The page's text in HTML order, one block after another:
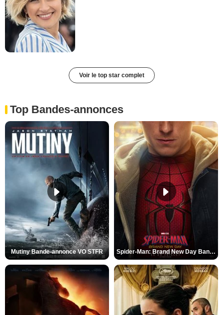
Voir le top star complet
Top Bandes-annonces
Mutiny Bande-annonce VO STFR Spider-Man: Brand New Day Bande-annonce VO STFR